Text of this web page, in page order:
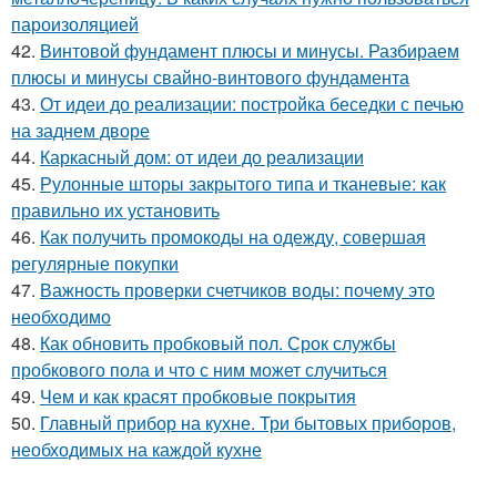
пароизоляцией
42. Винтовой фундамент плюсы и минусы. Разбираем
плюсы и минусы свайно-винтового фундамента
43. От идеи до реализации: постройка беседки с печью
на заднем дворе
44. Каркасный дом: от идеи до реализации
45. Рулонные шторы закрытого типа и тканевые: как
правильно их установить
46. Как получить промокоды на одежду, совершая
регулярные покупки
47. Важность проверки счетчиков воды: почему это
необходимо
48. Как обновить пробковый пол. Срок службы
пробкового пола и что с ним может случиться
49. Чем и как красят пробковые покрытия
50. Главный прибор на кухне. Три бытовых приборов,
необходимых на каждой кухне